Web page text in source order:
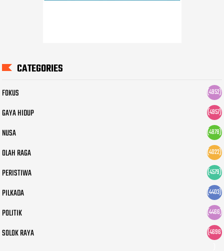
CATEGORIES
FOKUS (4952)
GAYA HIDUP (4957)
NUSA (4878)
OLAH RAGA (4022)
PERISTIWA (4579)
PILKADA (4403)
POLITIK (4466)
SOLOK RAYA
(4696